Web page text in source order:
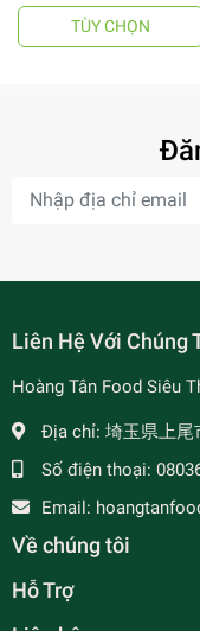
TÙY CHỌN
Liên Hệ Với Chúng
Hoàng Tân Food Siêu
Địa chỉ: 埼玉県上尾
Số điện thoại:
Email:
Về chúng tôi
Hỗ Trợ